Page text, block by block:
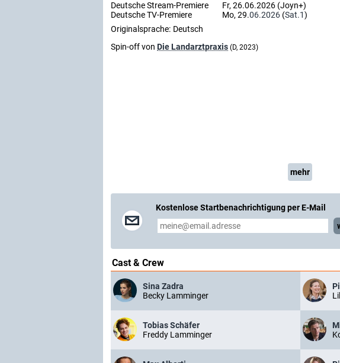
Deutsche Stream-Premiere
Fr, 26.06.2026 (Joyn+)
Deutsche TV-Premiere
Mo, 29.06.2026 (Sat.1)
Originalsprache: Deutsch
Spin-off von Die Landarztpraxis (D, 2023)
mehr
Kostenlose Startbenachrichtigung per E-Mail
Cast & Crew
Sina Zadra
Becky Lamminger
Tobias Schäfer
Freddy Lamminger